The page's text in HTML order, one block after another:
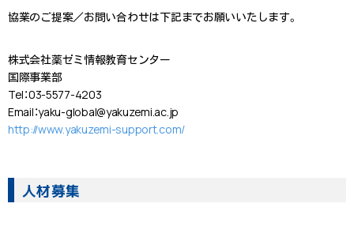
協業のご提案／お問い合わせは下記までお願いいたします。
株式会社薬ゼミ情報教育センター
国際事業部
Tel：03-5577-4203
Email：yaku-global@yakuzemi.ac.jp
http://www.yakuzemi-support.com/
人材募集